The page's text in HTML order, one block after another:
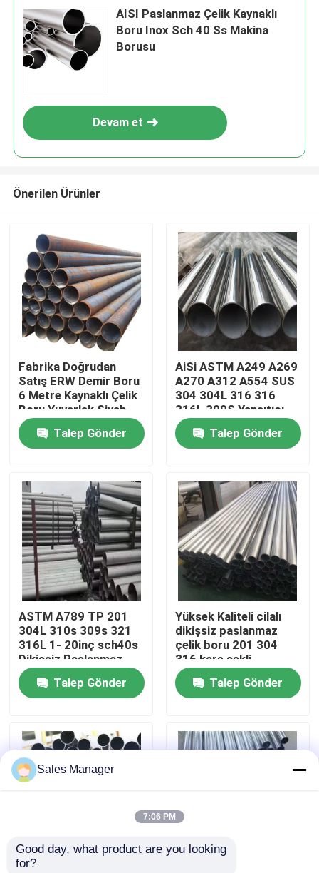
Ürünler
VİDEOLAR
Hakkımızda
Fabrika turu
Kalite kontrol
Bize ulaşın
Haberler
Teklif isteği
AISI Paslanmaz Çelik Kaynaklı
Boru Inox Sch 40 Ss Makina
Borusu
Devam et
Önerilen Ürünler
Fabrika Doğrudan
Satış ERW Demir Boru
6 Metre Kaynaklı Çelik
Boru Yuvarlak Siyah
Karbon Çelik Boru
Talep Gönder
AiSi ASTM A249 A269
A270 A312 A554 SUS
304 304L 316 316
316L 309S Yansıtıcı
cilalı kare yuvarlak
kaynaklı paslanmaz
çelik boru borusu
Talep Gönder
ASTM A789 TP 201
304L 310s 309s 321
316L 1- 20inç sch40s
Dikişsiz Paslanmaz
Çelik Tüp Kesme Ve
Eğme ServisiTalep Gönder
Yüksek Kaliteli cilalı
dikişsiz paslanmaz
çelik boru 201 304
316 kare şekli
kaynaklanabilir 904L
409L çelik boru
JIS/EN/ASIS
Talep Gönder
Boru 304 201 310s
Sales Manager
7:06 PM
Good day, what product are you looking
for?